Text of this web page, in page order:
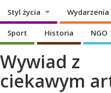
Styl życia Wydarzenia
Sport Historia NGO
Wywiad z
ciekawym